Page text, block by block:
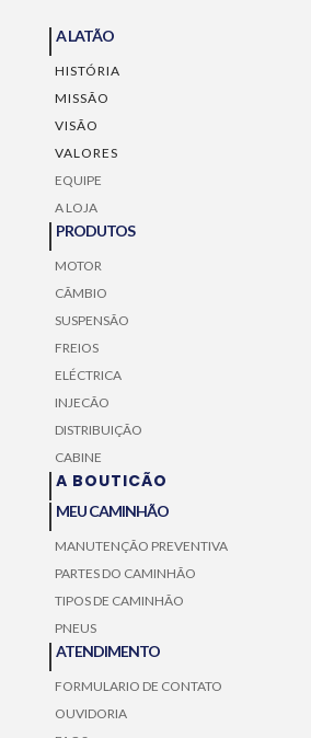
A LATÃO
HISTÓRIA
MISSÃO
VISÃO
VALORES
EQUIPE
A LOJA
PRODUTOS
MOTOR
CÃMBIO
SUSPENSÃO
FREIOS
ELÉCTRICA
INJECÃO
DISTRIBUIÇÃO
CABINE
A BOUTICÃO
MEU CAMINHÃO
MANUTENÇÃO PREVENTIVA
PARTES DO CAMINHÃO
TIPOS DE CAMINHÃO
PNEUS
ATENDIMENTO
FORMULARIO DE CONTATO
OUVIDORIA